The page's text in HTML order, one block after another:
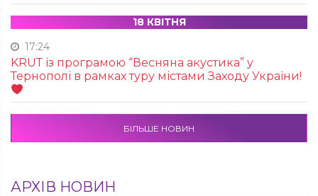
18 КВІТНЯ
17:24
KRUТ із програмою “Весняна акустика” у
Тернополі в рамках туру містами Заходу України!
БІЛЬШЕ НОВИН
АРХІВ НОВИН